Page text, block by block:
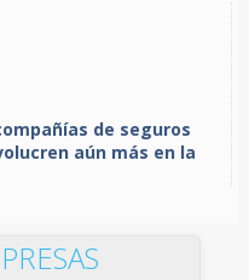
de seguros
aún más en la